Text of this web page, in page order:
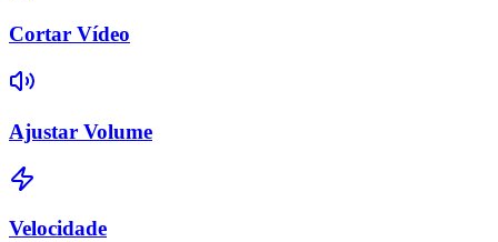
Cortar Vídeo
Ajustar Volume
Velocidade